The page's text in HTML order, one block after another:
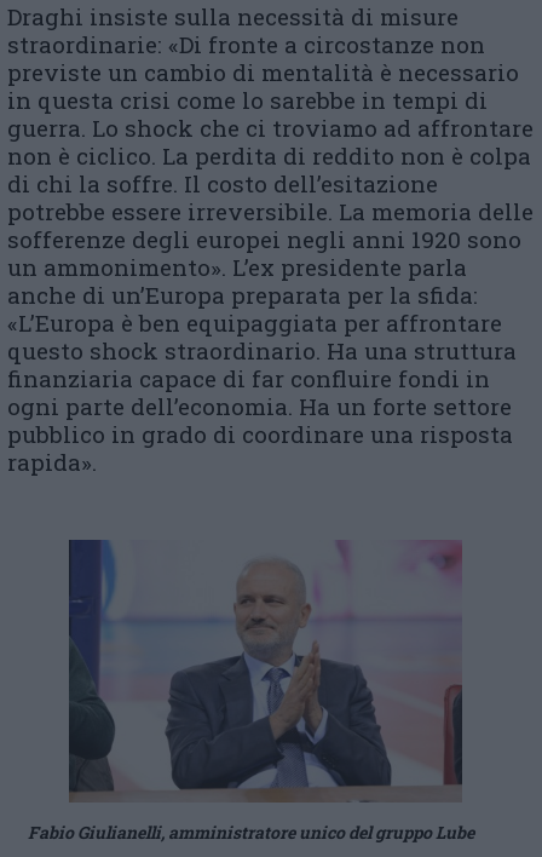
Draghi insiste sulla necessità di misure
straordinarie: «Di fronte a circostanze non
previste un cambio di mentalità è necessario
in questa crisi come lo sarebbe in tempi di
guerra. Lo shock che ci troviamo ad affrontare
non è ciclico. La perdita di reddito non è colpa
di chi la soffre. Il costo dell’esitazione
potrebbe essere irreversibile. La memoria delle
sofferenze degli europei negli anni 1920 sono
un ammonimento». L’ex presidente parla
anche di un’Europa preparata per la sfida:
«L’Europa è ben equipaggiata per affrontare
questo shock straordinario. Ha una struttura
finanziaria capace di far confluire fondi in
ogni parte dell’economia. Ha un forte settore
pubblico in grado di coordinare una risposta
rapida».
Fabio Giulianelli, amministratore unico del gruppo Lube